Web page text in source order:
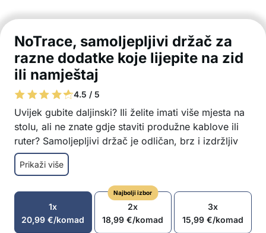
NoTrace, samoljepljivi držač za
razne dodatke koje lijepite na zid
ili namještaj
4.5 / 5
Uvijek gubite daljinski? Ili želite imati više mjesta na
stolu, ali ne znate gdje staviti produžne kablove ili
ruter? Samoljepljivi držač je odličan, brz i izdržljiv
izbor!
Samoljepljivi držač možete zalijepiti na zid ili
Drži mnoge dodatke, poput daljinskog
upravljača, produžnog kabela, rutera, na bilo
kojem mjestu.
Prikaži više
1x
20,99€/komad
Najbolji izbor
2x
18,99€/komad
3x
15,99€/komad